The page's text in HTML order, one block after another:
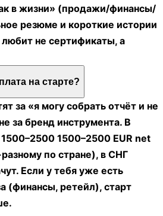
в жизни» (продажи/финансы/
резюме и короткие истории
не сертификаты, а
на старте?
за «я могу собрать отчёт и не
за бренд инструмента. В
1500–2500 EUR net
по стране), в СНГ
Если у тебя уже есть
(финансы, ретейл), старт